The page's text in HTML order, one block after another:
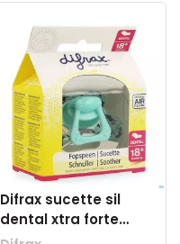
Difrax sucette sil
dental xtra forte
+18m 342